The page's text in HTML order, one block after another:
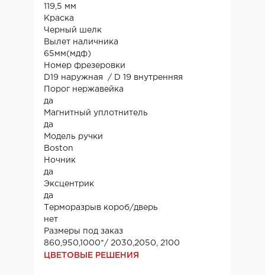
119,5 мм
Краска
Черный шелк
Вылет наличника
65мм(мдф)
Номер фрезеровки
D19 наружная / D 19 внутренняя
Порог нержавейка
да
Магнитный уплотнитель
да
Модель ручки
Boston
Ночник
да
Эксцентрик
да
Терморазрыв короб/дверь
нет
Размеры под заказ
860,950,1000*/ 2030,2050, 2100
ЦВЕТОВЫЕ РЕШЕНИЯ